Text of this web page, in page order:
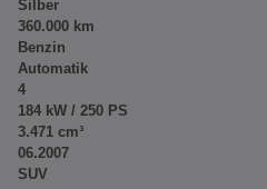
Silber
360.000 km
Benzin
Automatik
4
184 kW / 250 PS
3.471 cm³
06.2007
SUV